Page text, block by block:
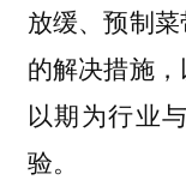
放缓、预制
的解决措施
以期为行业
验。